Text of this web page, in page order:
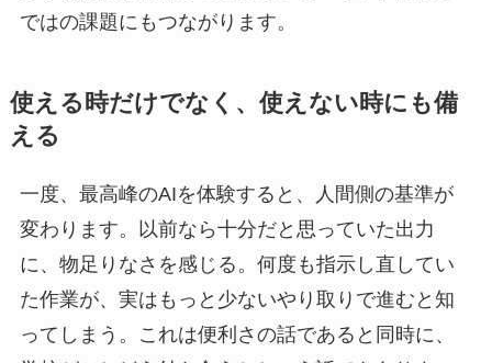
ではの課題にもつながります。
使える時だけでなく、使えない時にも備
える
一度、最高峰のAIを体験すると、人間側の基準が
変わります。以前なら十分だと思っていた出力
に、物足りなさを感じる。何度も指示し直してい
た作業が、実はもっと少ないやり取りで進むと知
ってしまう。これは便利さの話であると同時に、